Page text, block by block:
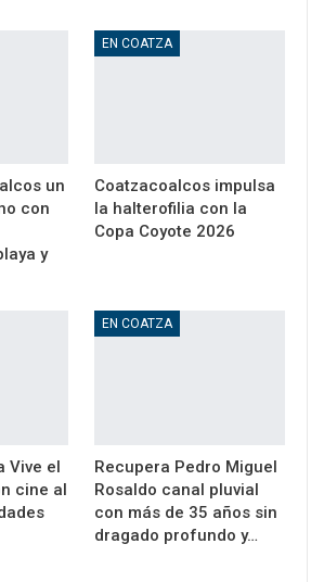
un
con
y
EN COATZA
Coatzacoalcos impulsa
la halterofilia con la
Copa Coyote 2026
Vive el
cine al
EN COATZA
Recupera Pedro Miguel
Rosaldo canal pluvial
con más de 35 años sin
dragado profundo y…